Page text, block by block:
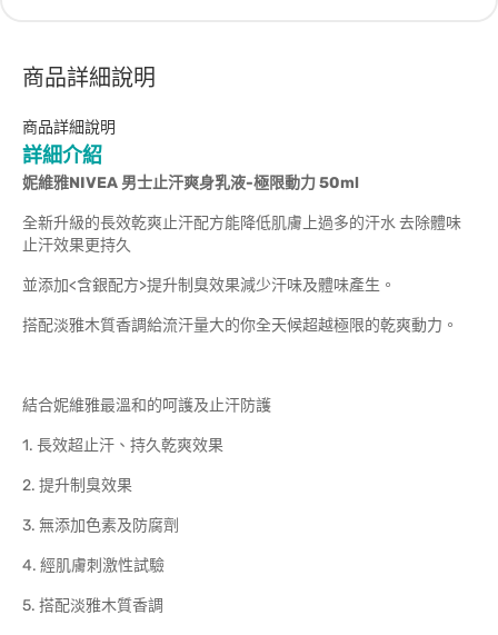
商品詳細說明
商品詳細說明
詳細介紹
妮維雅NIVEA 男士止汗爽身乳液-極限動力50ml
全新升級的長效乾爽止汗配方能降低肌膚上過多的汗水 去除體味
止汗效果更持久
並添加<含銀配方>提升制臭效果減少汗味及體味產生。
搭配淡雅木質香調給流汗量大的你全天候超越極限的乾爽動力。
結合妮維雅最溫和的呵護及止汗防護
1. 長效超止汗、持久乾爽效果
2. 提升制臭效果
3. 無添加色素及防腐劑
4. 經肌膚刺激性試驗
5. 搭配淡雅木質香調